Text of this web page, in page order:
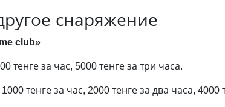
снаряжение
club»
тенге за час, 5000 тенге за три часа.
тенге за час, 2000 тенге за два часа, 4000